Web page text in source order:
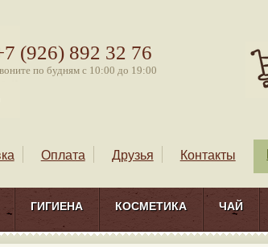
(926) 892 32 76
по будням с 10:00 до 19:00
Оплата Друзья Контакты
ГИГИЕНА КОСМЕТИКА ЧАЙ